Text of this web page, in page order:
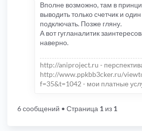
Вполне возможно, там в
выводить только счетчик и
подключать. Позже гляну.
А вот гугланалитик
наверно.
http://aniproject.ru -
http://www.ppkbb3cker.ru/
f=35&t=1042 - мои платные
6 сообщений • Страница 1 из 1